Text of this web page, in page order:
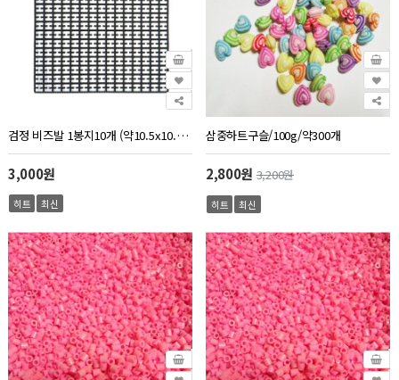
검정 비즈발 1봉지10개 (약10.5x10.5cm)
3,000원
히트 최신
삼중하트구슬/100g/약300개
2,800원3,200원
히트 최신